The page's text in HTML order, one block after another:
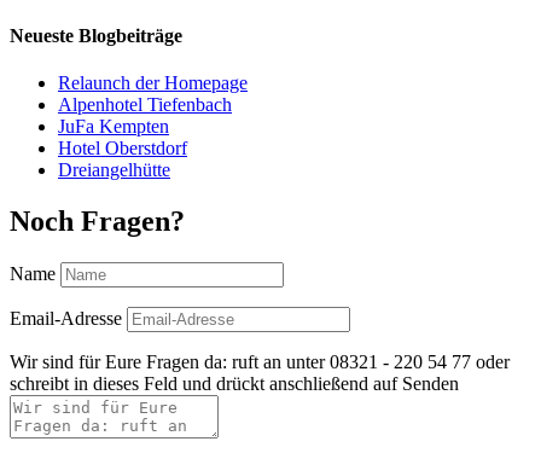
Neueste Blogbeiträge
Relaunch der Homepage
Alpenhotel Tiefenbach
JuFa Kempten
Hotel Oberstdorf
Dreiangelhütte
Noch Fragen?
Name
Email-Adresse
Wir sind für Eure Fragen da: ruft an unter 08321 - 220 54 77 oder
schreibt in dieses Feld und drückt anschließend auf Senden